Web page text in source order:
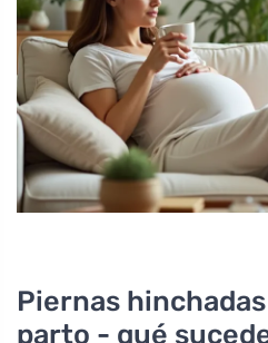
Piernas
parto - qué